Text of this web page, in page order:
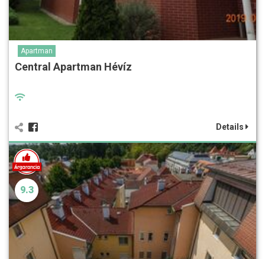
Apartman
Central Apartman Hévíz
Details
9.3